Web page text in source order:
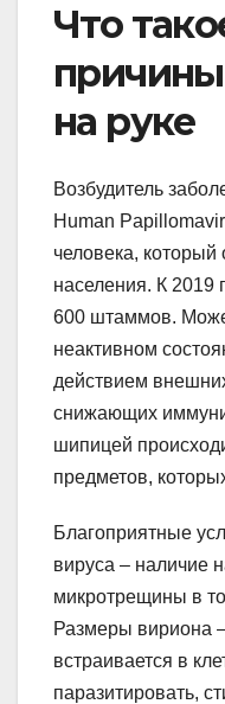
Что
на руке
Возбудитель
Human
человека,
населения. К 2019
600 штаммов.
неактивном
действием
снижающих
шипицей
предметов,
Благоприятные
вируса – наличие
микротрещины в
Размеры вириона
встраивается в
паразитировать,